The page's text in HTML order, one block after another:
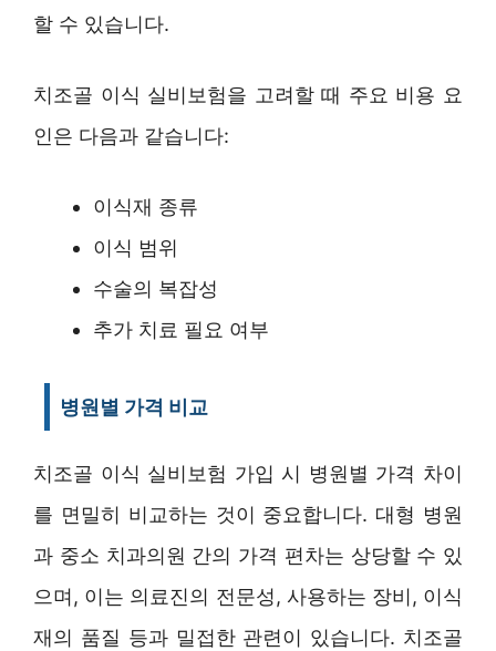
할 수 있습니다.
치조골 이식 실비보험을 고려할 때 주요 비용 요
인은 다음과 같습니다:
이식재 종류
이식 범위
수술의 복잡성
추가 치료 필요 여부
병원별 가격 비교
치조골 이식 실비보험 가입 시 병원별 가격 차이
를 면밀히 비교하는 것이 중요합니다. 대형 병원
과 중소 치과의원 간의 가격 편차는 상당할 수 있
으며, 이는 의료진의 전문성, 사용하는 장비, 이식
재의 품질 등과 밀접한 관련이 있습니다. 치조골